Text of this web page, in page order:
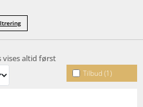
vises altid først
Tilbud (1)